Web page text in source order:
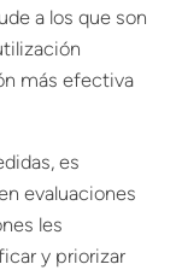
a los que son
más efectiva
es
evaluaciones
les
y priorizar